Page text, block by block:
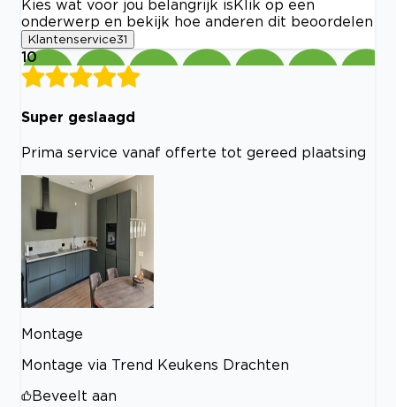
Kies wat voor jou belangrijk is Klik op een
onderwerp en bekijk hoe anderen dit beoordelen
Klantenservice31
10
Super geslaagd
Prima service vanaf offerte tot gereed plaatsing
Montage
Montage via Trend Keukens Drachten
Beveelt aan